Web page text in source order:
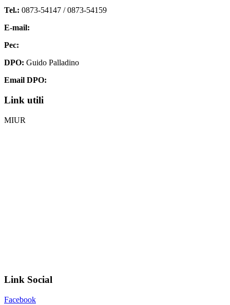
Tel.: 0873-54147 /0873-54159
E-mail:
Pec:
DPO: Guido Palladino
Email DPO:
Link utili
MIUR
Link Social
Facebook